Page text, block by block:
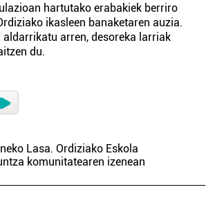
hartutako erabakiek berriro
ikasleen banaketaren auzia.
arren, desoreka larriak
du.
Lasa. Ordiziako Eskola
komunitatearen izenean